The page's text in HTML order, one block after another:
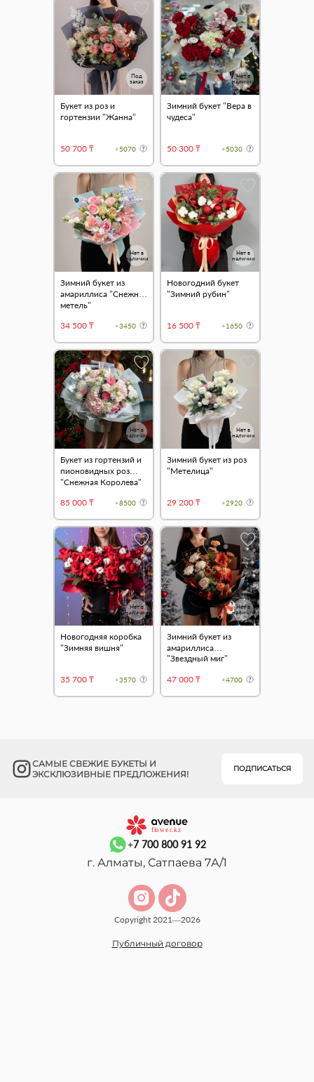
Под
заказ
Букет из роз и
гортензии "Жанна"
50 700 ₸ +5070
Нет в
наличии
Зимний букет "Вера в
чудеса"
50 300 ₸ +5030
Нет в
наличии
Зимний букет из
амариллиса "Снежная
метель"
34 500 ₸
+3450
Нет в
наличии
Новогодний букет
"Зимний рубин"
16 500 ₸ +1650
Нет в
наличии
Букет из гортензий и
пионовидных роз
"Снежная Королева"
85 000 ₸
+8500
Нет в
наличии
Зимний букет из роз
"Метелица"
29 200 ₸ +2920
Нет в
наличии
Новогодняя коробка
"Зимняя вишня"
35 700 ₸ +3570
Нет в
наличии
Зимний букет из
амариллиса
"Звездный миг"
47 000 ₸
+4700
САМЫЕ СВЕЖИЕ БУКЕТЫ И
ЭКСКЛЮЗИВНЫЕ ПРЕДЛОЖЕНИЯ!
ПОДПИСАТЬСЯ
+7 700 800 91 92
г. Алматы, Сатпаева 7А/1
Copyright 2021—2026
Публичный договор